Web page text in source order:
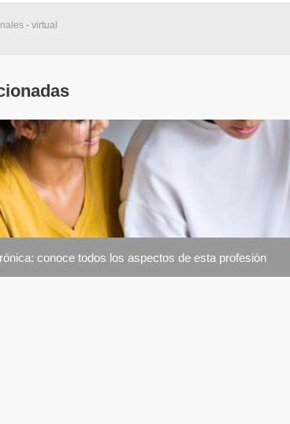
- virtual
conoce todos los aspectos de esta profesión